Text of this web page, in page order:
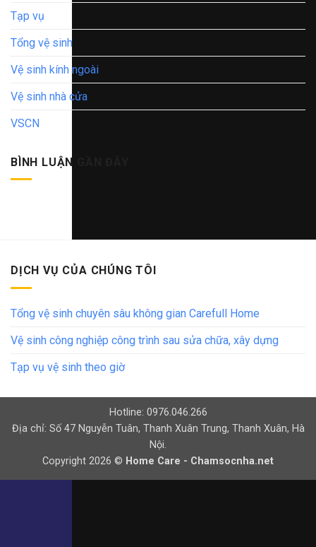
Tạp vụ
Tổng vệ sinh
Vệ sinh kính ngoài
Vệ sinh nhà cửa
VSCN
BÌNH LUẬN GẦN ĐÂY
DỊCH VỤ CỦA CHÚNG TÔI
Tổng vệ sinh chuyên sâu không gian Carefull Home
Vệ sinh công nghiệp công trình sau sửa chữa, xây dựng
Tạp vụ vệ sinh theo giờ
Hotline: 0976.046.266
Địa chỉ: Số 47 Nguyễn Tuân, Thanh Xuân Trung, Thanh Xuân, Hà
Nội.
Copyright 2026 © Home Care - Chamsocnha.net